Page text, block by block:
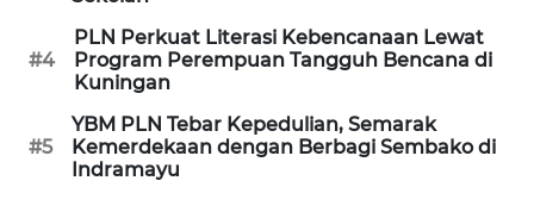
#4
PLN Perkuat Literasi Kebencanaan Lewat
Program Perempuan Tangguh Bencana di
Kuningan
#5
YBM PLN Tebar Kepedulian, Semarak
Kemerdekaan dengan Berbagi Sembako di
Indramayu
PAPUA
PAPUA
BARAT